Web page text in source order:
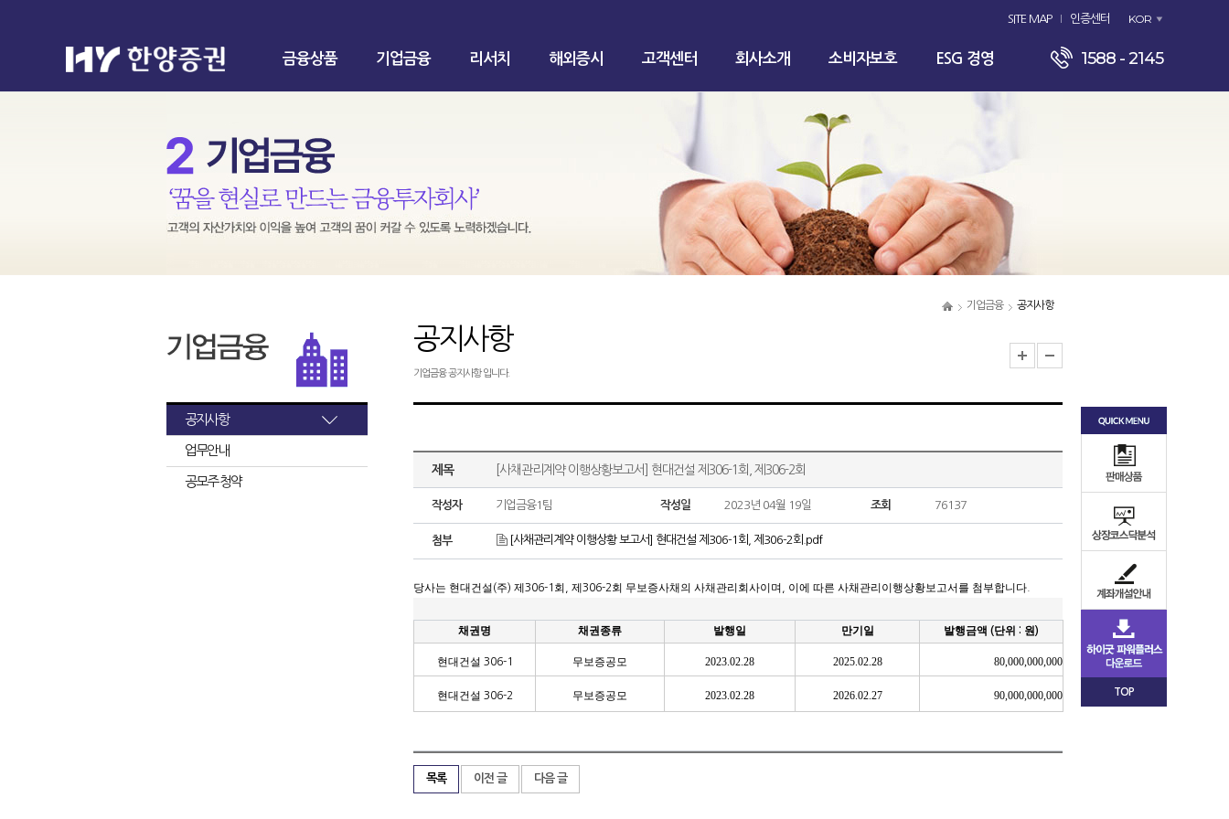
SITE MAP 인증센터 KOR
금융상품 기업금융 리서치 해외증시 고객센터 회사소개 소비자보호 ESG 경영 1588 - 2145
기업금융 공지사항
공지사항
업무안내
공모주 청약
공지사항
기업금융 공지사항 입니다.
제목 [사채관리계약 이행상황보고서] 현대건설 제306-1회, 제306-2회
작성자 기업금융1팀 작성일 2023년 04월 19일 조회 76137
첨부 [사채관리계약 이행상황 보고서] 현대건설 제306-1회, 제306-2회.pdf
당사는 현대건설 (주) 제 306-1 회 제 306-2회 무보증사채의 사채관리회사이며 이에 따른 사채관리이행상황보고서를 첨부합니다
채권명 채권종류 발행일 만기일 발행금액 (단위 : 원)
현대건설 306-1 무보증공모 2023.02.28 2025.02.28 80,000,000,000
현대건설 306-2 무보증공모 2023.02.28 2026.02.27 90,000,000,000
목록 이전 글 다음 글
TOP